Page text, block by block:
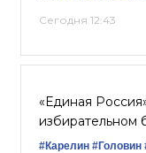
Сегодня 12:43
«Единая
избирательном
#Карелин #Головин